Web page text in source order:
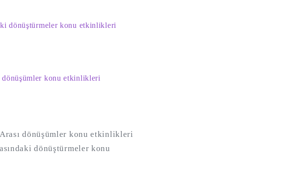
dönüştürmeler konu etkinlikleri
dönüşümler konu etkinlikleri
dönüşümler konu etkinlikleri
dönüştürmeler konu